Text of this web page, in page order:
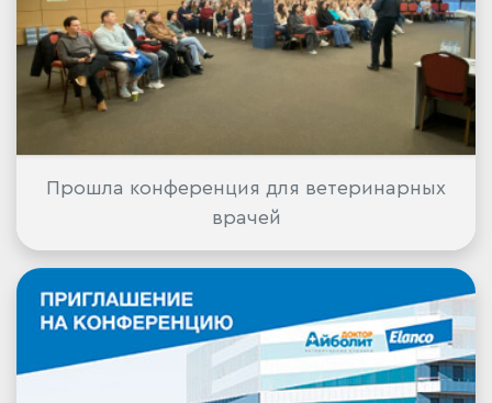
Прошла конференция для ветеринарных
врачей